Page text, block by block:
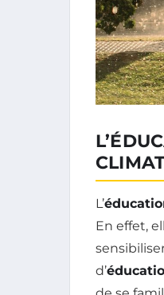
L’
En effet,
d’